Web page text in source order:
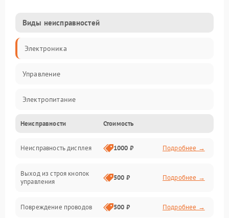
Виды неисправностей
Электроника
Управление
Электропитание
Измерения
Индикация
Механические повреждения
Неисправности Стоимость
Неисправность дисплея 1000 ₽ Подробнее →
Выход из строя кнопок
управления
500 ₽ Подробнее →
Повреждение проводов 500 ₽ Подробнее →